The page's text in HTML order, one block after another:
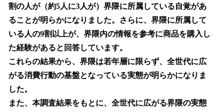
で
す
割の人が（約5人に3人が）界隈に所属している自覚があ
ることが明らかになりました。さらに、界隈に所属して
いる人の9割以上が、界隈内の情報を参考に商品を購入し
た経験があると回答しています。
これらの結果から、界隈は若年層に限らず、全世代に広
がる消費行動の基盤となっている実態が明らかになりま
した。
また、本調査結果をもとに、全世代に広がる界隈の実態